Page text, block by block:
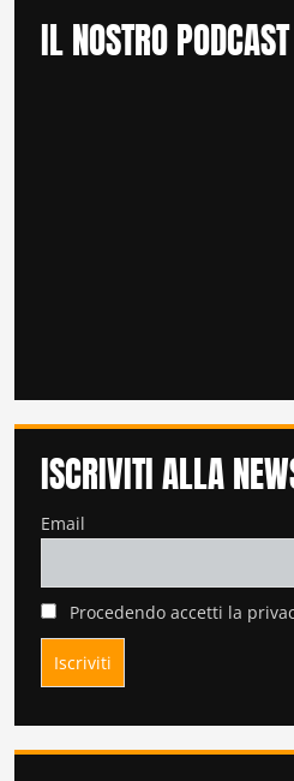
IL NOSTRO PODCAST
ISCRIVITI ALLA
Email
Procedendo accetti la